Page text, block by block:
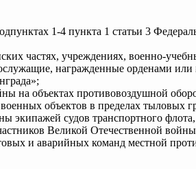
1-4 пункта 1 статьи 3
частях, учреждениях, военно-
награжденные орденами
на объектах противовоздушной
объектов в пределах
экипажей судов транспортного
Великой Отечественной
и аварийных команд местной